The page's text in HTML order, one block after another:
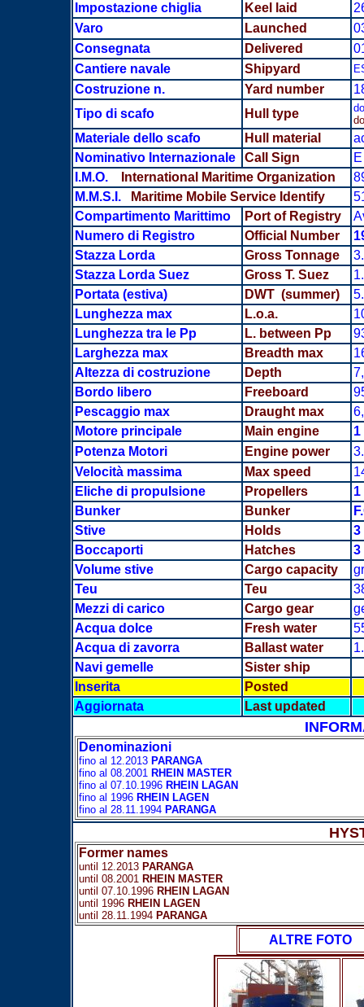
Impostazione chiglia
Keel laid
Varo
Launched
Consegnata
Delivered
Cantiere navale
Shipyard
Costruzione n. Yard number
Tipo di scafo
Hull type
Materiale dello scafo Hull material
Nominativo Internazionale
Call Sign
I.M.O.
International Maritime Organization
M.M.S.I.
Maritime Mobile Service Identify
Compartimento Marittimo
Port of Registry
Numero di Registro
Official Number
Stazza Lorda
Gross Tonnage
Stazza Lorda Suez
Gross T. Suez
Portata(estiva) DWT (summer)
Lunghezza max
L.o.a.
Lunghezza tra le Pp
L. between Pp
Larghezza max
Breadth max
Altezza di costruzione
Depth
Bordo libero
Freeboard
Pescaggio max
Draught max
Motore principale
Main engine 1
Potenza Motori
Engine power
Velocità massima
Max speed
Eliche di propulsione
Propellers 1
Bunker
Bunker
Stive
Holds
3
Boccaporti
Hatches
3
Volume stive
Cargo capacity
Teu
Teu
Mezzi di carico
Cargo gear
Acqua dolce
Fresh water
Acqua di zavorra
Ballast water
Navi gemelle
Sister ship
Inserita
Posted
Aggiornata
Last updated
Denominazioni
fino al 12.2013PARANGA
fino al 08.2001RHEIN MASTER
fino al 07.10.1996RHEIN LAGAN
fino al 1996RHEIN LAGEN
fino al 28.11.1994PARANGA
Former names
until 12.2013PARANGA
until 08.2001 RHEIN MASTER
until 07.10.1996RHEIN LAGAN
until 1996RHEIN LAGEN
until 28.11.1994PARANGA
ALTRE FOTO